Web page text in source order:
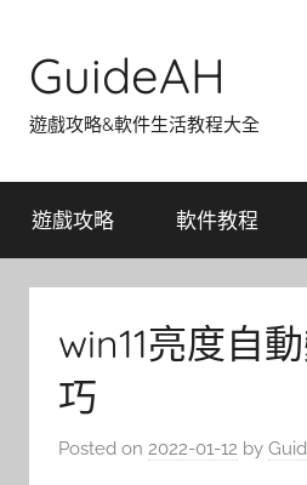
content
GuideAH
遊戲攻略&軟件生活教程大全
遊戲攻略 軟件教程
win11亮度自
巧
Posted on 2022-01-12 by